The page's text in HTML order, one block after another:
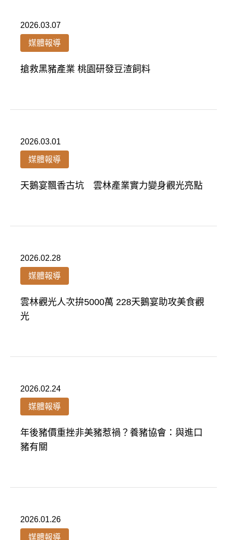
2026.03.07
媒體報導
搶救黑豬產業 桃園研發豆渣飼料
2026.03.01
媒體報導
天鵝宴飄香古坑 雲林產業實力變身觀光亮點
2026.02.28
媒體報導
雲林觀光人次拚5000萬 228天鵝宴助攻美食觀
光
2026.02.24
媒體報導
年後豬價重挫非美豬惹禍？養豬協會：與進口
豬有關
2026.01.26
媒體報導